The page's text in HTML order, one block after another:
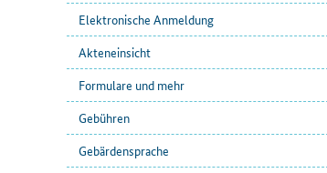
Elektronische Anmeldung
Akteneinsicht
Formulare und mehr
Gebühren
Gebärdensprache